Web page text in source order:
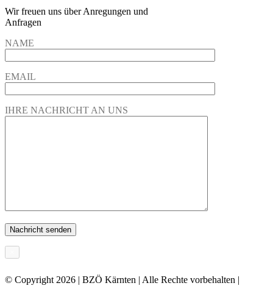
Wir freuen uns über Anregungen und
Anfragen
NAME
EMAIL
IHRE NACHRICHT AN UNS
© Copyright 2026 | BZÖ Kärnten | Alle Rechte vorbehalten |